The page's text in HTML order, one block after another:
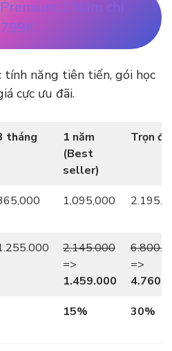
1 Năm chỉ
799K
tính năng tiên tiến, gói học
cực ưu đãi.
tháng
1 năm
(Best
seller)
Trọn
1,095,000
2.145.000
=>
1.459.000
=>
15% 30%